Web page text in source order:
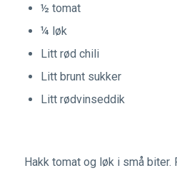
½ tomat
¼ løk
Litt rød chili
Litt brunt sukker
Litt rødvinseddik
Hakk tomat og løk i små